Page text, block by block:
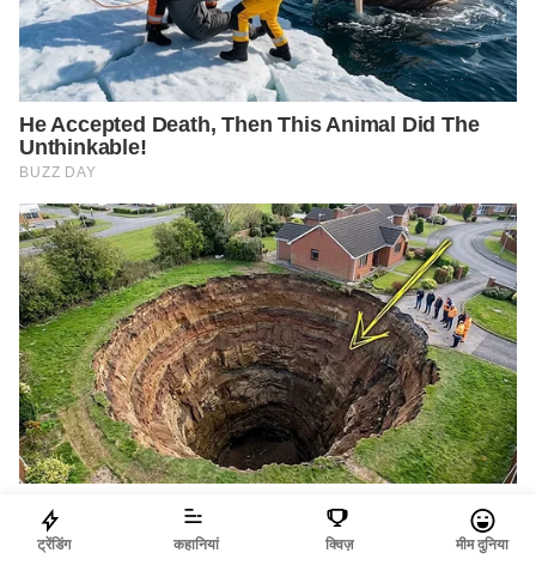
ट्रेंडिंग कहानियां क्विज़ मीम दुनिया